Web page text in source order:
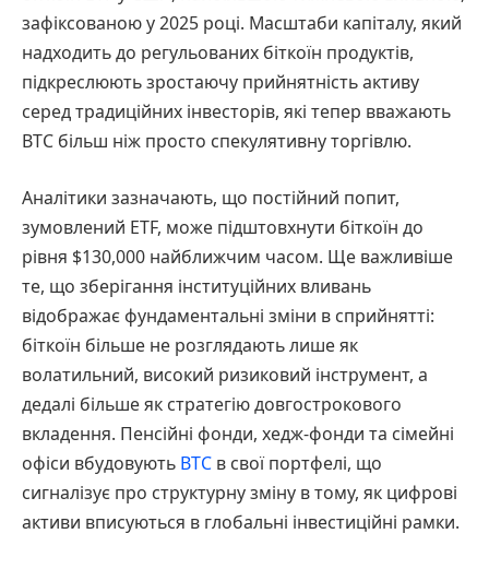
зафіксованою у 2025 році. Масштаби капіталу, який
надходить до регульованих біткоїн продуктів,
підкреслюють зростаючу прийнятність активу
серед традиційних інвесторів, які тепер вважають
BTC більш ніж просто спекулятивну торгівлю.
Аналітики зазначають, що постійний попит,
зумовлений ETF, може підштовхнути біткоїн до
рівня $130,000 найближчим часом. Ще важливіше
те, що зберігання інституційних вливань
відображає фундаментальні зміни в сприйнятті:
біткоїн більше не розглядають лише як
волатильний, високий ризиковий інструмент, а
дедалі більше як стратегію довгострокового
вкладення. Пенсійні фонди, хедж-фонди та сімейні
офіси вбудовують BTC в свої портфелі, що
сигналізує про структурну зміну в тому, як цифрові
активи вписуються в глобальні інвестиційні рамки.